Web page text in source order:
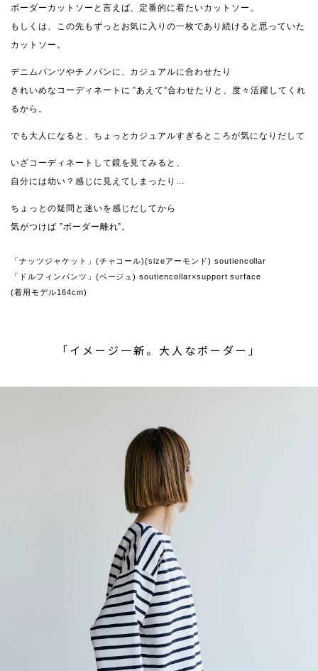
ボーダーカットソーと言えば、定番的に着たいカットソー。
もしくは、この先もずっとお気に入りの一枚であり続けると思っていた
カットソー。
デニムパンツやチノパンに、カジュアルに合わせたり
きれいめなコーディネートに ”あえて”合わせたりと、度々活躍してくれ
るから。
でも大人になると、ちょっとカジュアルすぎるところが気になりだして
いざコーディネートして鏡を見てみると、
自分には幼い？感じに見えてしまったり…
ちょっとの疑問と迷いを感じだしてから
気がつけば ”ボーダー離れ”。
「ナッツジャケット」(チャコール)(sizeアーモンド) soutiencollar
「ドルフィンパンツ」(ベージュ) soutiencollar×support surface
(着用モデル164cm)
「イメージ一新。大人なボーダー」